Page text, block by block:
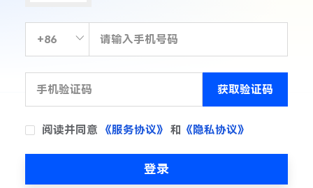
获取验证码
阅读并同意 《服务协议》 和 《隐私协议》
登录